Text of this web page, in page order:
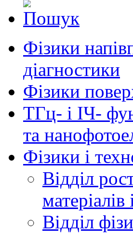
Фізики
діагностики
Фізики
ТГц- і ІЧ-
та
Фізики і
Відділ
матеріалів
Відділ